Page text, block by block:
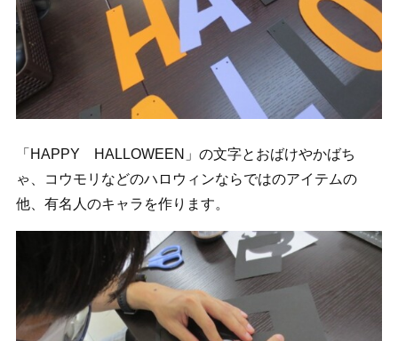
「HAPPY HALLOWEEN」の文字とおばけやかばち
ゃ、コウモリなどのハロウィンならではのアイテムの
他、有名人のキャラを作ります。